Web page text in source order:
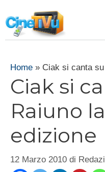
al
contenuto
Home » Ciak si canta
Ciak si
Raiuno
edizione
12 Marzo 2010 di